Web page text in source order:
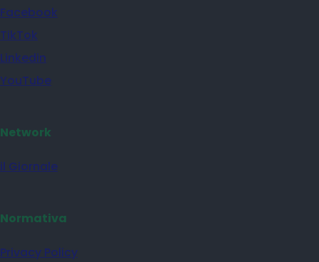
Facebook
TikTok
Linkedin
YouTube
Network
il Giornale
Normativa
Privacy Policy